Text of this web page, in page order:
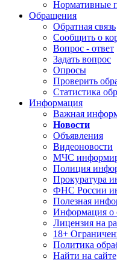
Нормативные
Обращения
Обратная связь
Сообщить о
Вопрос - ответ
Задать вопрос
Опросы
Проверить
Статистика
Информация
Важная
Новости
Объявления
Видеоновости
МЧС
Полиция
Прокуратура
ФНС России
Полезная
Информация о
Лицензия на
18+
Политика
Найти на сайте